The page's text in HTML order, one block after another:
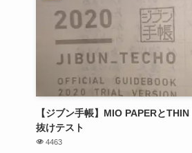
【ジブン手帳】MIO PAPERと
抜けテスト
4463